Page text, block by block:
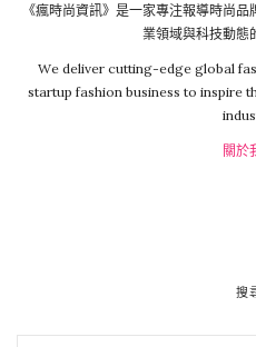
《瘋時尚資訊》是一家專注報導時尚
業領域與科技動態
We deliver cutting-edge global
startup fashion business to inspire
關於
搜